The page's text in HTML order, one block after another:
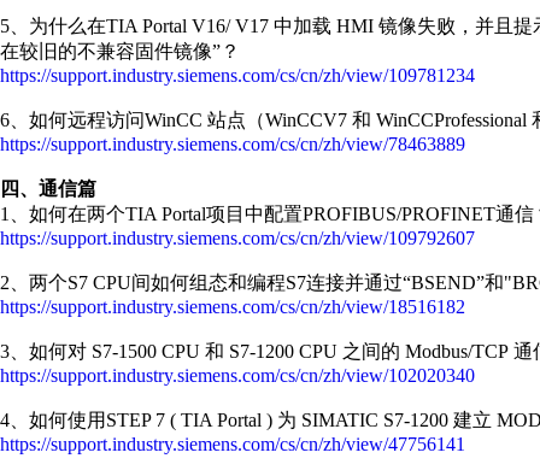
5、为什么在TIA Portal V16/ V17 中加载 HMI 镜像失败，并且
在较旧的不兼容固件镜像”？
https://support.industry.siemens.com/cs/cn/zh/view/109781234
6、如何远程访问WinCC 站点（WinCCV7 和 WinCCProfessional
https://support.industry.siemens.com/cs/cn/zh/view/78463889
四、通信篇
1、如何在两个TIA Portal项目中配置PROFIBUS/PROFINET通信
https://support.industry.siemens.com/cs/cn/zh/view/109792607
2、两个S7 CPU间如何组态和编程S7连接并通过“BSEND”和
https://support.industry.siemens.com/cs/cn/zh/view/18516182
3、如何对 S7-1500 CPU 和 S7-1200 CPU 之间的 Modbus/TCP
https://support.industry.siemens.com/cs/cn/zh/view/102020340
4、如何使用STEP 7 ( TIA Portal ) 为 SIMATIC S7-1200 建立
https://support.industry.siemens.com/cs/cn/zh/view/47756141